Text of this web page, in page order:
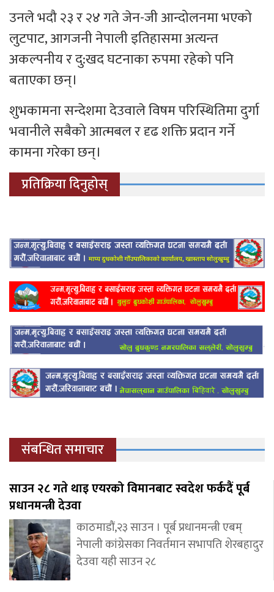
उनले भदौ २३ र २४ गते जेन-जी आन्दोलनमा भएको
लुटपाट, आगजनी नेपाली इतिहासमा अत्यन्त
अकल्पनीय र दु:खद घटनाका रुपमा रहेको पनि
बताएका छन्।
शुभकामना सन्देशमा देउवाले विषम परिस्थितिमा दुर्गा
भवानीले सबैको आत्मबल र दृढ शक्ति प्रदान गर्ने
कामना गरेका छन्।
प्रतिक्रिया दिनुहोस्
संबन्धित समाचार
साउन २८ गते थाइ एयरको विमानबाट स्वदेश फर्कदैं पूर्ब
प्रधानमन्त्री देउवा
काठमाडौं,२३ साउन । पूर्ब प्रधानमन्त्री एबम्
नेपाली कांग्रेसका निवर्तमान सभापति शेरबहादुर
देउवा यही साउन २८